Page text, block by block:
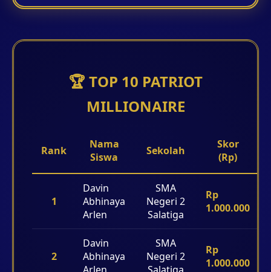
🏆 TOP 10 PATRIOT
MILLIONAIRE
Rank
Nama
Siswa
Sekolah
Skor
(Rp)
1
Davin
Abhinaya
Arlen
SMA
Negeri 2
Salatiga
Rp
1.000.000
2
Davin
Abhinaya
SMA
Negeri 2
Rp
1.000.000